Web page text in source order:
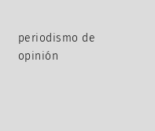
periodismo de
opinión